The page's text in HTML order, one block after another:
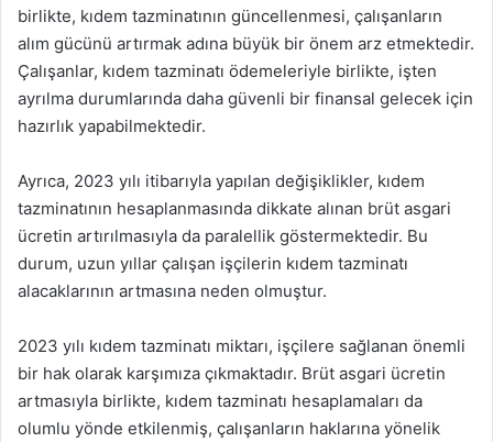
birlikte, kıdem tazminatının güncellenmesi, çalışanların
alım gücünü artırmak adına büyük bir önem arz etmektedir.
Çalışanlar, kıdem tazminatı ödemeleriyle birlikte, işten
ayrılma durumlarında daha güvenli bir finansal gelecek için
hazırlık yapabilmektedir.
Ayrıca, 2023 yılı itibarıyla yapılan değişiklikler, kıdem
tazminatının hesaplanmasında dikkate alınan brüt asgari
ücretin artırılmasıyla da paralellik göstermektedir. Bu
durum, uzun yıllar çalışan işçilerin kıdem tazminatı
alacaklarının artmasına neden olmuştur.
2023 yılı kıdem tazminatı miktarı, işçilere sağlanan önemli
bir hak olarak karşımıza çıkmaktadır. Brüt asgari ücretin
artmasıyla birlikte, kıdem tazminatı hesaplamaları da
olumlu yönde etkilenmiş, çalışanların haklarına yönelik